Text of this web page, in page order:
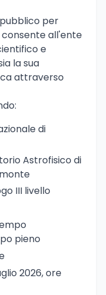
per
all'ente
e
la sua
attraverso
di
Astrofisico di
III livello
pieno
2026, ore